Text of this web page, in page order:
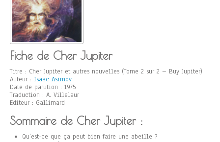
Fiche de Cher Jupiter
Titre : Cher Jupiter et autres nouvelles (Tome 2 sur 2 – Buy Jupiter)
Auteur : Isaac Asimov
Date de parution : 1975
Traduction : A. Villelaur
Editeur : Gallimard
Sommaire de Cher Jupiter :
Qu’est-ce que ça peut bien faire une abeille ?